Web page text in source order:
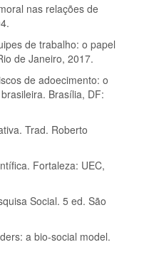
nas relações de
de trabalho: o papel
de Janeiro, 2017.
de adoecimento: o
Brasília, DF:
Trad. Roberto
Fortaleza: UEC,
Social. 5 ed. São
a bio-social model.